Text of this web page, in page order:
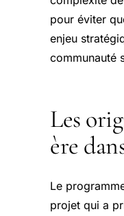
pour éviter
enjeu
communauté
Les
ère
Le
projet qui a